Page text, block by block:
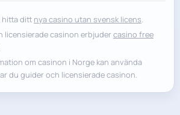
hitta ditt nya casino utan svensk licens.
licensierade casinon erbjudercasino free
om casinon i Norge kan använda
du guider och licensierade casinon.